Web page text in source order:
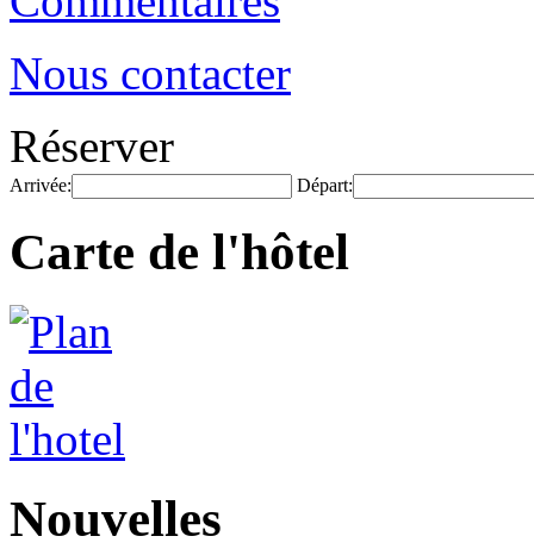
Nous contacter
Réserver
Arrivée: Départ:
Carte de l'hôtel
Nouvelles